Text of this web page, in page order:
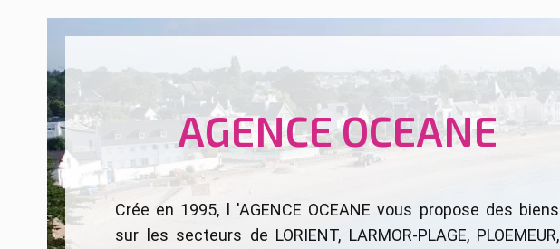
AGENCE OCEANE
Crée en 1995, l 'AGENCE OCEANE vous propose des biens
sur les secteurs de LORIENT, LARMOR-PLAGE, PLOEMEUR,